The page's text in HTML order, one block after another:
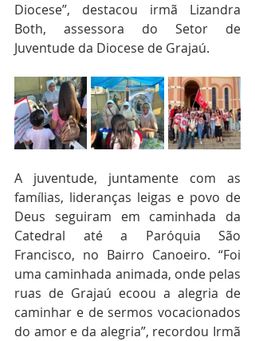
Diocese”, destacou irmã Lizandra
Both, assessora do Setor de
Juventude da Diocese de Grajaú.
A juventude, juntamente com as
famílias, lideranças leigas e povo de
Deus seguiram em caminhada da
Catedral até a Paróquia São
Francisco, no Bairro Canoeiro. “Foi
uma caminhada animada, onde pelas
ruas de Grajaú ecoou a alegria de
caminhar e de sermos vocacionados
do amor e da alegria”, recordou Irmã